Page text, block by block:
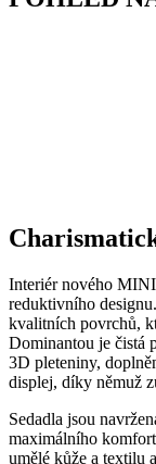
Interiér nového
reduktivního
kvalitních povrchů,
Dominantou je čistá
3D pleteniny,
displej, díky němuž
Sedadla jsou
maximálního
umělé kůže a textilu